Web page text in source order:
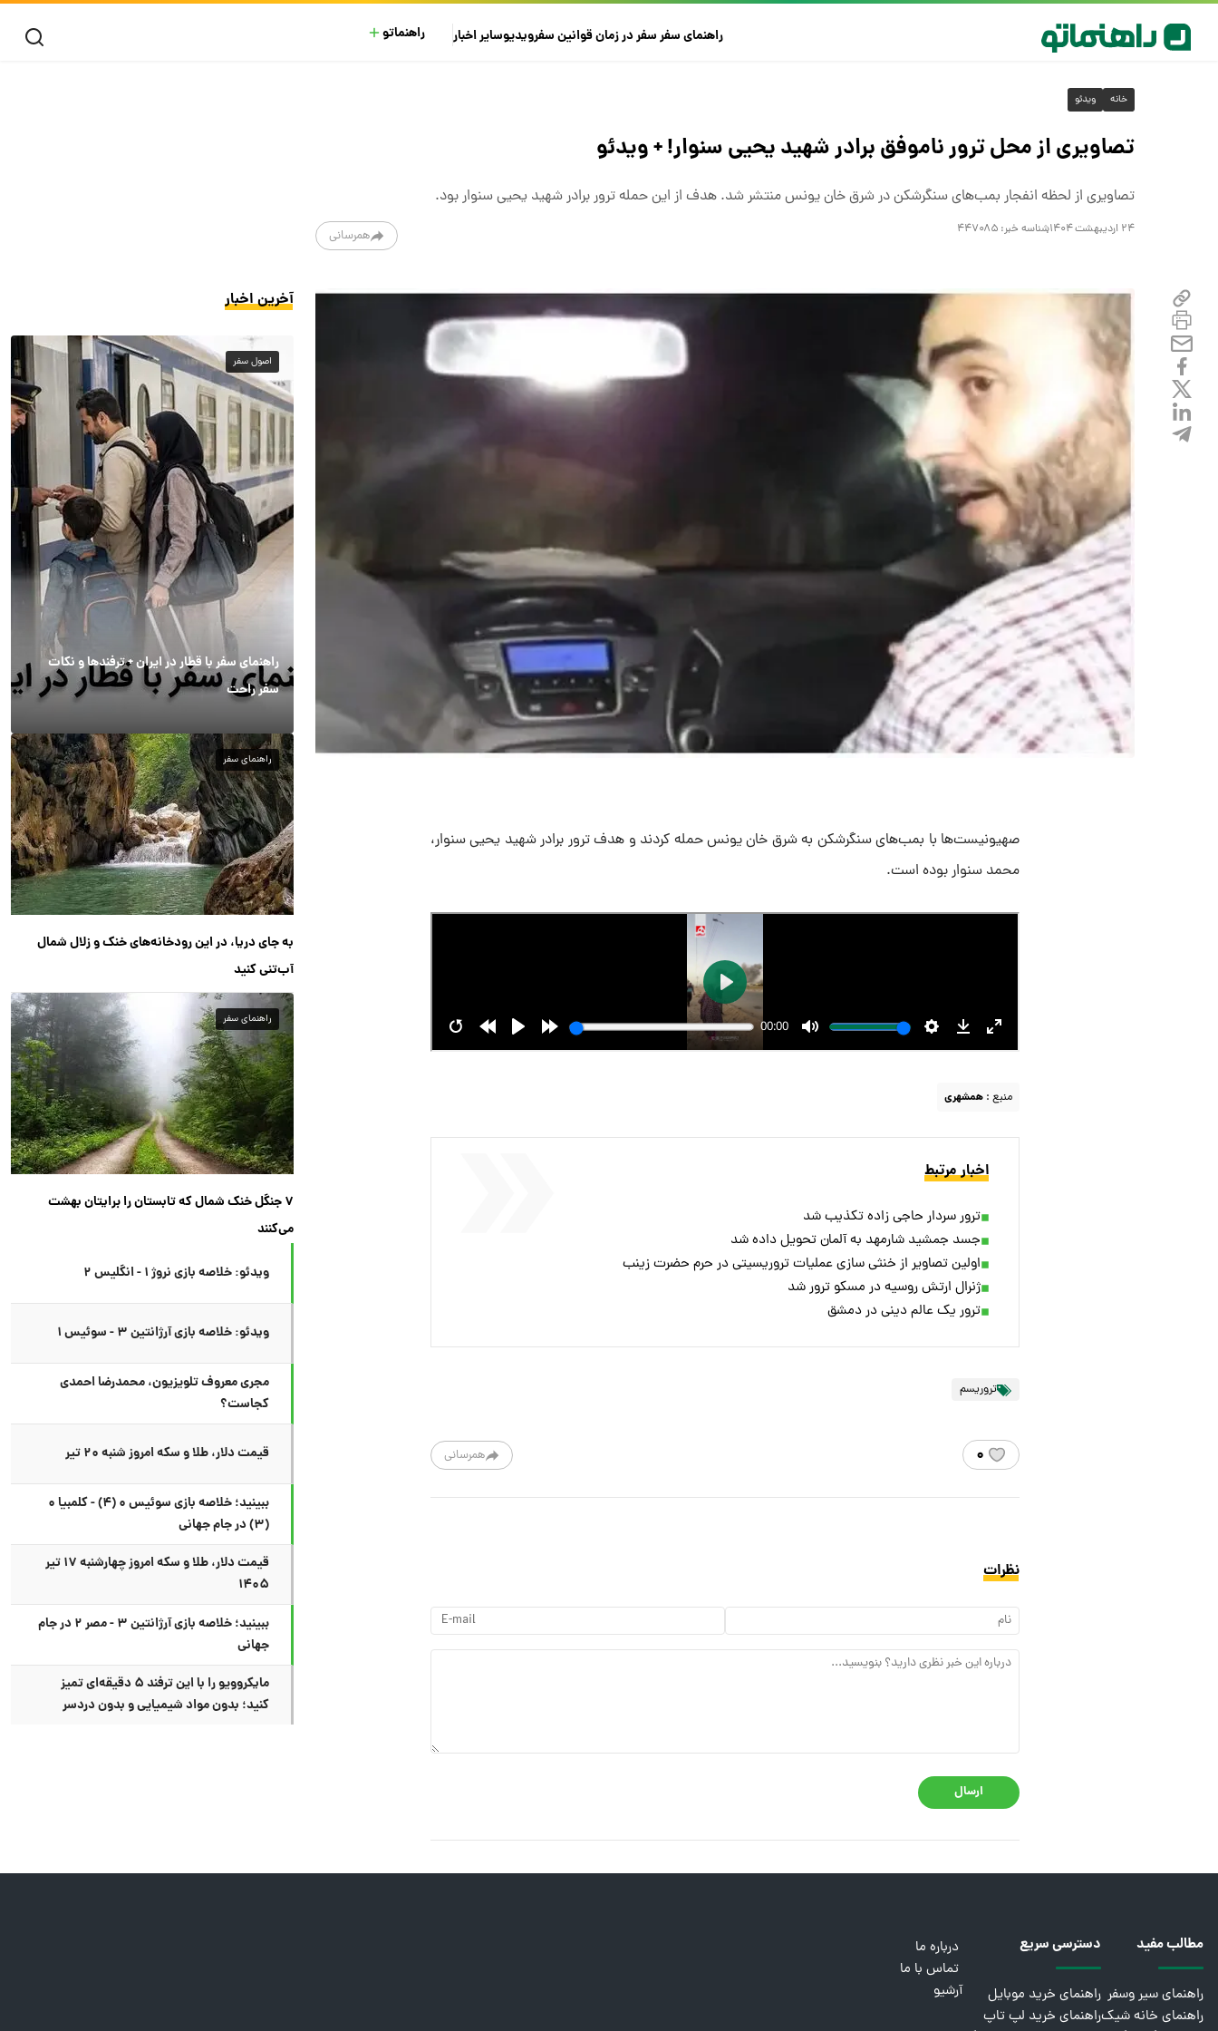
راهنمای سفرسفر در زمانقوانین سفرویدیوسایراخبار راهنماتو
خانه ویدئو
تصاویری از محل ترور ناموفق برادر شهید یحیی سنوار! + ویدئو
تصاویری از لحظه انفجار بمب‌های سنگرشکن در شرق خان یونس منتشر شد. هدف از این حمله ترور برادر شهید یحیی سنوار بود.
۲۴ اردیبهشت ۱۴۰۴ شناسه خبر: ۴۴۷۰۸۵ همرسانی
صهیونیست‌ها با بمب‌های سنگرشکن به شرق خان یونس حمله کردند و هدف ترور برادر شهید یحیی سنوار،
محمد سنوار بوده‌ است.
منبع : همشهری
اخبار مرتبط
ترور سردار حاجی زاده تکذیب شد
جسد جمشید شارمهد به آلمان تحویل داده شد
اولین تصاویر از خنثی سازی عملیات تروریسیتی در حرم حضرت زینب
ژنرال ارتش روسیه در مسکو ترور شد
ترور یک عالم دینی در دمشق
تروریسم
همرسانی ۰
نظرات
ارسال
آخرین اخبار
اصول سفر
راهنمای سفر با قطار در ایران + ترفندها و نکات
سفر راحت
راهنمای سفر
به جای دریا، در این رودخانه‌های خنک و زلال شمال
آب‌تنی کنید
راهنمای سفر
۷ جنگل خنک شمال که تابستان را برایتان بهشت
می‌کنند
ویدئو: خلاصه بازی نروژ ۱ - انگلیس ۲
ویدئو: خلاصه بازی آرژانتین ۳ - سوئیس ۱
مجری معروف تلویزیون، محمدرضا احمدی
کجاست؟
قیمت دلار، طلا و سکه امروز شنبه ۲۰ تیر
ببینید؛ خلاصه بازی سوئیس ۰ (۴) - کلمبیا ۰
(۳) در جام جهانی
قیمت دلار، طلا و سکه امروز چهارشنبه ۱۷ تیر
۱۴۰۵
ببینید؛ خلاصه بازی آرژانتین ۳ - مصر ۲ در جام
جهانی
مایکروویو را با این ترفند ۵ دقیقه‌ای تمیز
کنید؛ بدون مواد شیمیایی و بدون دردسر
مطالب مفید
راهنمای سیر وسفر
راهنمای خانه شیک
دسترسی سریع
راهنمای خرید موبایل
راهنمای خرید لپ تاپ
درباره ما
تماس با ما
آرشیو